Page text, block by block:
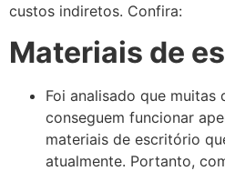
custos indiretos. Confira:
Materiais de
Foi analisado que muitas
conseguem funcionar
materiais de escritório
atualmente. Portanto,